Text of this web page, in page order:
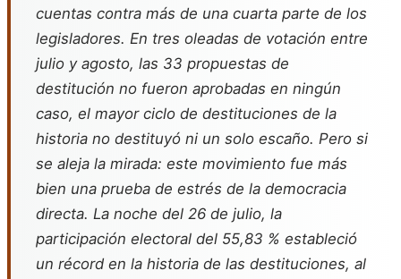
cuentas contra más de una cuarta parte de los
legisladores. En tres oleadas de votación entre
julio y agosto, las 33 propuestas de
destitución no fueron aprobadas en ningún
caso, el mayor ciclo de destituciones de la
historia no destituyó ni un solo escaño. Pero si
se aleja la mirada: este movimiento fue más
bien una prueba de estrés de la democracia
directa. La noche del 26 de julio, la
participación electoral del 55,83 % estableció
un récord en la historia de las destituciones, al